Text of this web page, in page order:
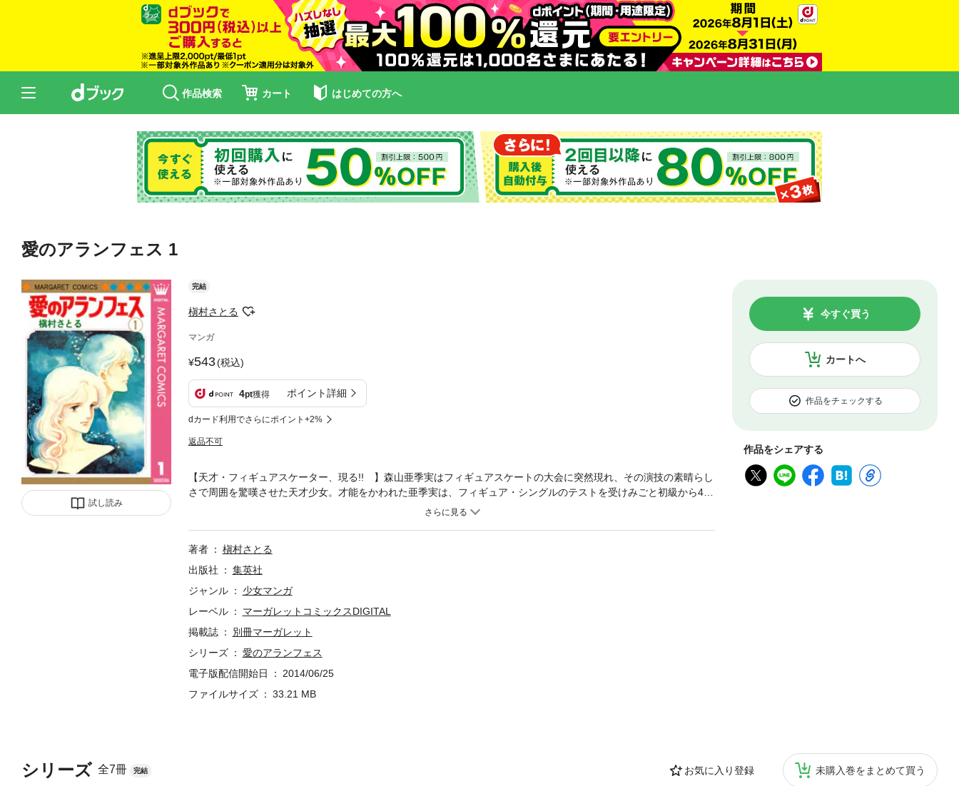
作品検索 カート はじめての方へ
愛のアランフェス 1
試し読み
完結
槇村さとる
マンガ
543(税込)
4pt獲得 ポイント詳細
dカード利用でさらにポイント+2%
返品不可
カートへ
今すぐ買う
作品をチェックする
作品をシェアする
シリーズ 全7冊 完結 お気に入り登録 未購入巻をまとめて買う
【天才・フィギュアスケーター、現る!! 】森山亜季実はフィギュアスケートの大会に突然現れ、その演技の素晴らし
さで周囲を驚嘆させた天才少女。才能をかわれた亜季実は、フィギュア・シングルのテストを受けみごと初級から4級
までの合格を果たした。喜びの絶頂にいた亜季実だったが、故郷に残した母の死の知らせが届き…。
著者
槇村さとる
出版社
集英社
ジャンル
少女マンガ
レーベル
マーガレットコミックスDIGITAL
掲載誌
別冊マーガレット
シリーズ
愛のアランフェス
電子版配信開始日
2014/06/25
ファイルサイズ
33.21 MB